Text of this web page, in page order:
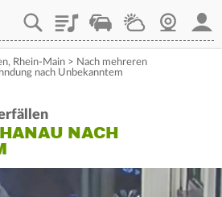
PlaylistStaupilotWetterWebcam
, Rhein-Main > Nach mehreren
nach Unbekanntem
NACH